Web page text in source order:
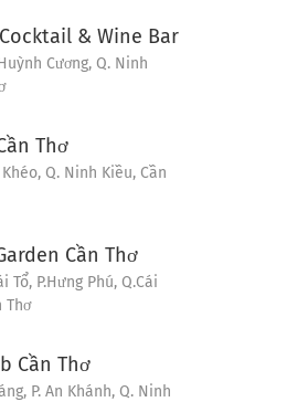
& Wine Bar
Cương, Q. Ninh
Thơ
Q. Ninh Kiều, Cần
Cần Thơ
Tổ, P.Hưng Phú, Q.Cái
Thơ
Cần Thơ
P. An Khánh, Q. Ninh